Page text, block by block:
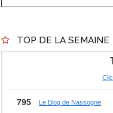
TOP DE LA SEMAINE